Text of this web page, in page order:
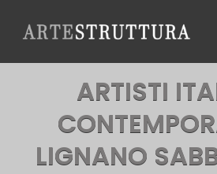
ARTISTI
LIGNANO